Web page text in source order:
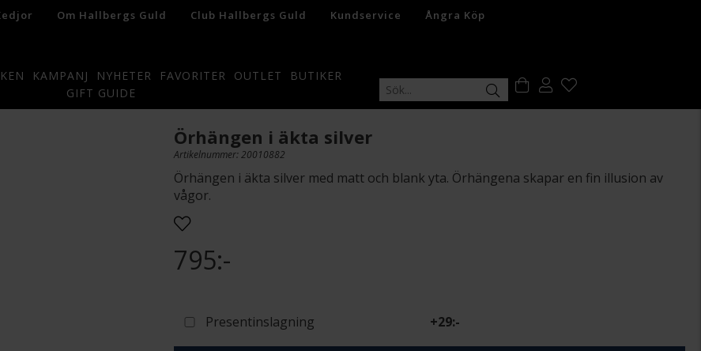
Om Hallbergs Guld Club Hallbergs Guld Kundservice Ångra Köp
KAMPANJ NYHETER FAVORITER OUTLET
BUTIKER
GIFT GUIDE
Örhängen i äkta silver
Artikelnummer: 20010882
Örhängen i äkta silver med matt och blank yta. Örhängena skapar en fin illusion av
vågor.
795:-
Presentinslagning +29:-